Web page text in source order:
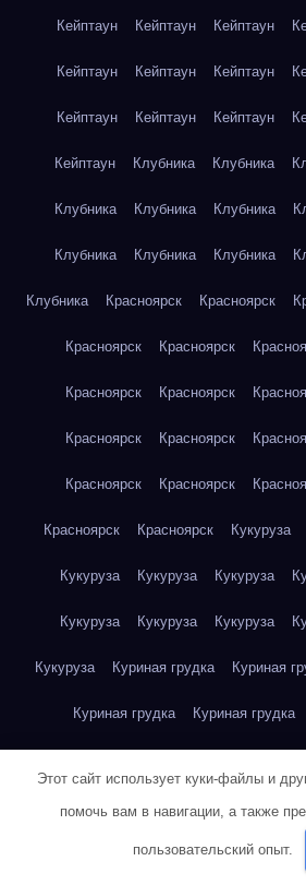
Кейптаун Кейптаун Кейптаун
Кейптаун Кейптаун Кейптаун
Кейптаун Кейптаун Кейптаун
Кейптаун Клубника Клубника
Клубника Клубника Клубника
Клубника Клубника Клубника
Клубника Красноярск Красноярск
Красноярск Красноярск
Красноярск Красноярск
Красноярск Красноярск
Красноярск Красноярск
Красноярск Красноярск Кукуруза
Кукуруза Кукуруза Кукуруза
Кукуруза Кукуруза Кукуруза
Кукуруза Куриная грудка Куриная
Куриная грудка Куриная грудка
Куриная грудка Куриная грудка
Куриная грудка Куриная грудка
Этот сайт использует куки-файлы и
помочь вам в навигации, а также
пользовательский опыт.